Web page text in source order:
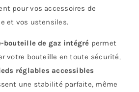
pour vos accessoires de
et vos ustensiles.
bouteille de gaz intégré permet
votre bouteille en toute sécurité,
réglables accessibles
une stabilité parfaite, même